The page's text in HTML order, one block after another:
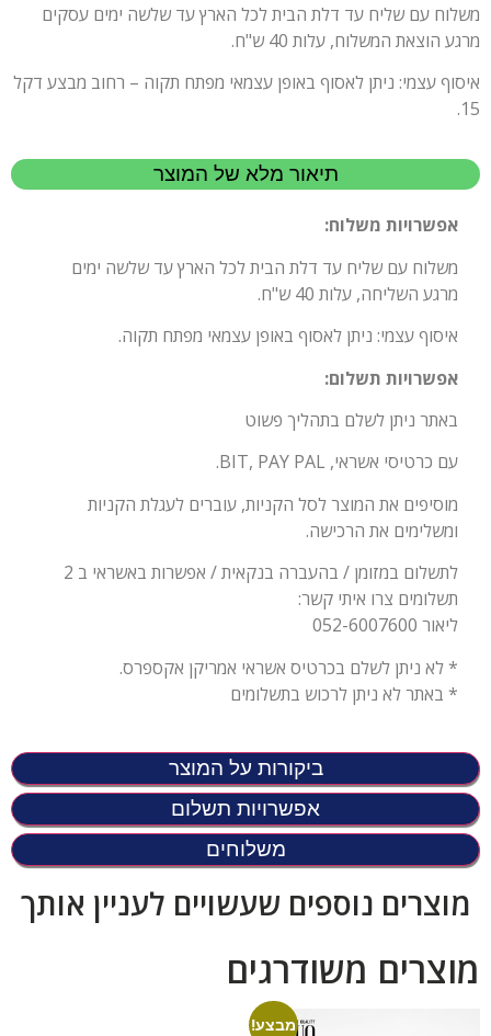
משלוח עם שליח עד דלת הבית לכל הארץ עד שלשה ימים עסקים
מרגע הוצאת המשלוח, עלות 40 ש"ח.
איסוף עצמי: ניתן לאסוף באופן עצמאי מפתח תקוה – רחוב מבצע דקל
15.
תיאור מלא של המוצר
ביקורות על המוצר
אפשרויות תשלום
משלוחים
אפשרויות משלוח:
משלוח עם שליח עד דלת הבית לכל הארץ עד שלשה ימים
מרגע השליחה, עלות 40 ש"ח.
איסוף עצמי: ניתן לאסוף באופן עצמאי מפתח תקוה.
אפשרויות תשלום:
באתר ניתן לשלם בתהליך פשוט
עם כרטיסי אשראי, BIT, PAY PAL.
מוסיפים את המוצר לסל הקניות, עוברים לעגלת הקניות
ומשלימים את הרכישה.
לתשלום במזומן / בהעברה בנקאית / אפשרות באשראי ב 2
תשלומים צרו איתי קשר:
ליאור 052-6007600
* לא ניתן לשלם בכרטיס אשראי אמריקן אקספרס.
* באתר לא ניתן לרכוש בתשלומים
מוצרים נוספים שעשויים לעניין אותך
מוצרים משודרגים
מבצע!